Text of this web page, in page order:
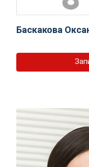
Баскакова